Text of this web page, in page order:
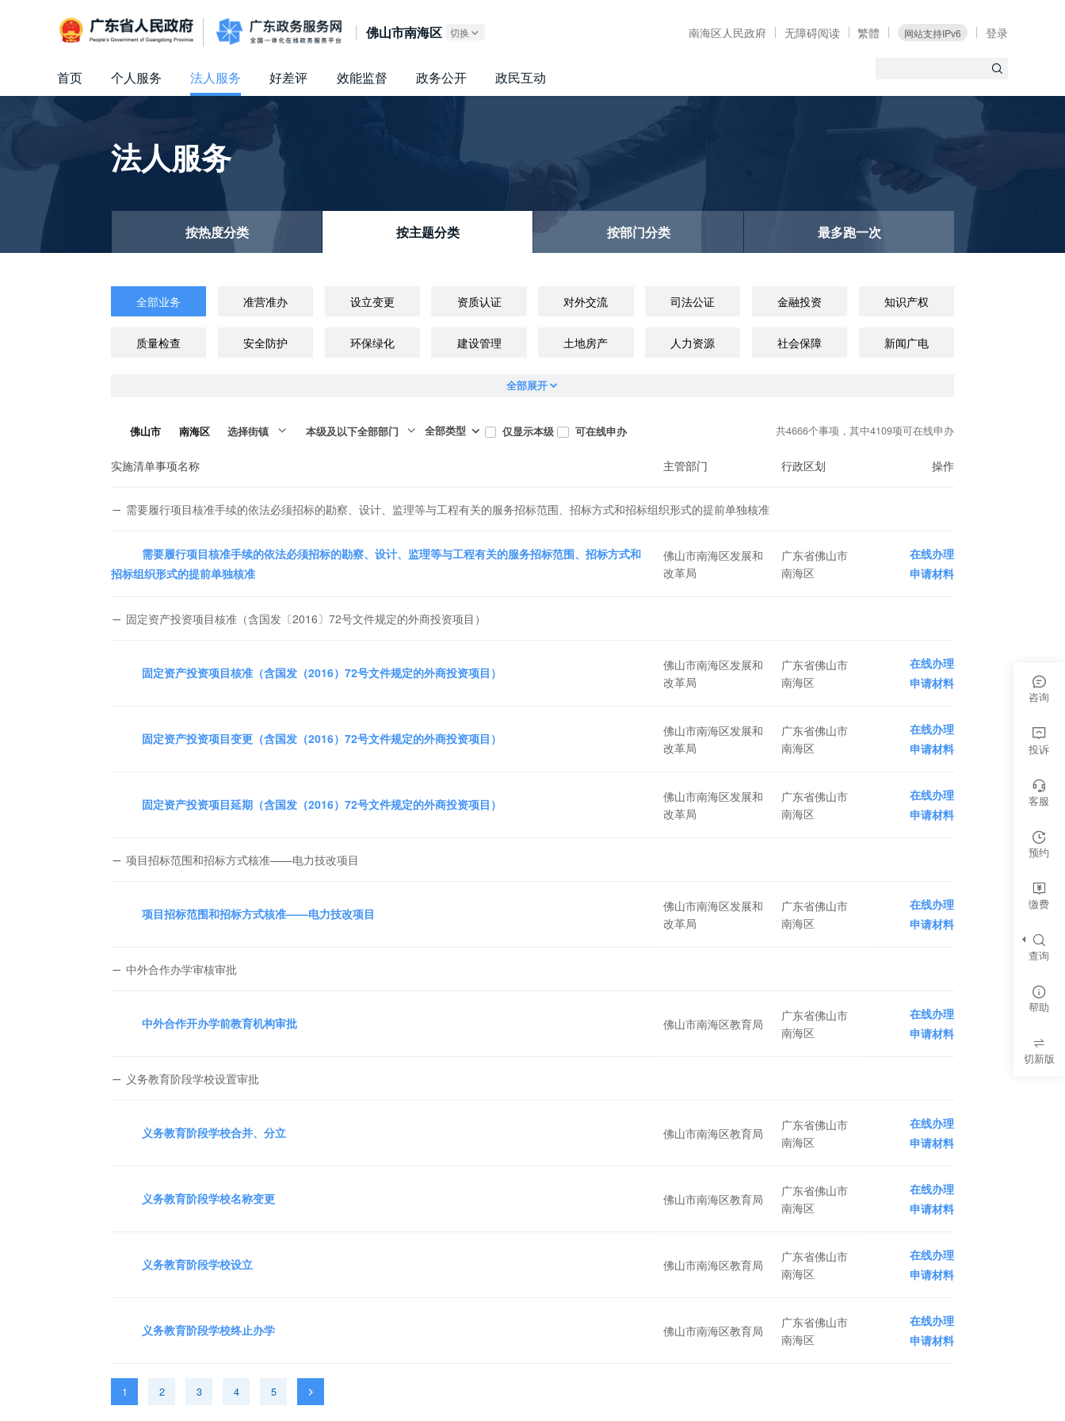
留言信箱
建言献策
信访相关法规
便民服务
百姓论坛
政府热线
网上调查
在线访谈
法律服务
领导信箱
未加载图片
政务微博
网络问政
意见征集
部门信箱
信访常见问题
信件回复
网上举报
公众监督
我要留言
广东省人民政府 广东政务服务网
佛山市南海区 切换 南海区人民政府 无障碍阅读 繁體 网站支持IPv6 登录
首页 个人服务 法人服务 好差评 效能监督 政务公开 政民互动
法人服务
按热度分类 按主题分类 按部门分类 最多跑一次
全部业务 准营准办 设立变更 资质认证 对外交流 司法公证 金融投资 知识产权
质量检查 安全防护 环保绿化 建设管理 土地房产 人力资源 社会保障 新闻广电
全部展开
佛山市 南海区 选择街镇 本级及以下全部部门 全部类型 仅显示本级 可在线申办 共4666个事项，其中4109项可在线申办
实施清单事项名称 主管部门 行政区划 操作
需要履行项目核准手续的依法必须招标的勘察、设计、监理等与工程有关的服务招标范围、招标方式和招标组织形式的提前单独核准
需要履行项目核准手续的依法必须招标的勘察、设计、监理等与工程有关的服务招标范围、招标方式和
招标组织形式的提前单独核准
佛山市南海区发展和
改革局
广东省佛山市
南海区
在线办理
申请材料
固定资产投资项目核准（含国发〔2016〕72号文件规定的外商投资项目）
固定资产投资项目核准（含国发（2016）72号文件规定的外商投资项目）
佛山市南海区发展和
改革局
广东省佛山市
南海区
在线办理
申请材料
固定资产投资项目变更（含国发（2016）72号文件规定的外商投资项目）
佛山市南海区发展和
改革局
广东省佛山市
南海区
在线办理
申请材料
固定资产投资项目延期（含国发（2016）72号文件规定的外商投资项目）
佛山市南海区发展和
改革局
广东省佛山市
南海区
在线办理
申请材料
项目招标范围和招标方式核准——电力技改项目
项目招标范围和招标方式核准——电力技改项目
佛山市南海区发展和
改革局
广东省佛山市
南海区
在线办理
申请材料
中外合作办学审核审批
中外合作开办学前教育机构审批 佛山市南海区教育局
广东省佛山市
南海区
在线办理
申请材料
义务教育阶段学校设置审批
义务教育阶段学校合并、分立 佛山市南海区教育局
广东省佛山市
南海区
在线办理
申请材料
义务教育阶段学校名称变更 佛山市南海区教育局
广东省佛山市
南海区
在线办理
申请材料
义务教育阶段学校设立 佛山市南海区教育局
广东省佛山市
南海区
在线办理
申请材料
义务教育阶段学校终止办学 佛山市南海区教育局
广东省佛山市
南海区
在线办理
申请材料
1 2 3 4 5
咨询
投诉
客服
预约
缴费
查询
帮助
切新版